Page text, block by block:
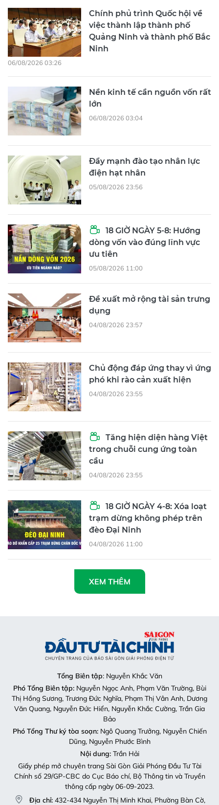
Chính phủ trình Quốc hội về
việc thành lập thành phố
Quảng Ninh và thành phố Bắc
Ninh
06/08/2026 03:26
Nền kinh tế cần nguồn vốn rất
lớn
06/08/2026 03:04
Đẩy mạnh đào tạo nhân lực
điện hạt nhân
05/08/2026 23:56
18 GIỜ NGÀY 5-8: Hướng
dòng vốn vào đúng lĩnh vực
ưu tiên
05/08/2026 11:00
Đề xuất mở rộng tài sản trưng
dụng
04/08/2026 23:57
Chủ động đáp ứng thay vì ứng
phó khi rào cản xuất hiện
04/08/2026 23:55
Tăng hiện diện hàng Việt
trong chuỗi cung ứng toàn
cầu
04/08/2026 23:55
18 GIỜ NGÀY 4-8: Xóa loạt
trạm dừng không phép trên
đèo Đại Ninh
04/08/2026 11:00
XEM THÊM
Tổng Biên tập: Nguyễn Khắc Văn
Phó Tổng Biên tập:Nguyễn Ngọc Anh, Phạm Văn Trường, Bùi
Thị Hồng Sương, Trương Đức Nghĩa, Phạm Thị Vân Anh, Dương
Văn Quang, Nguyễn Đức Hiển, Nguyễn Khắc Cường, Trần Gia
Bảo
Phó Tổng Thư ký tòa soạn:Ngô Quang Trưởng, Nguyễn Chiến
Dũng, Nguyễn Phước Bình
Nội dung:Trần Hải
Giấy phép mở chuyên trang Sài Gòn Giải Phóng Đầu Tư Tài
Chính số 29/GP-CBC do Cục Báo chí, Bộ Thông tin và Truyền
thông cấp ngày 06-09-2023.
Địa chỉ: 432-434 Nguyễn Thị Minh Khai, Phường Bàn Cờ,